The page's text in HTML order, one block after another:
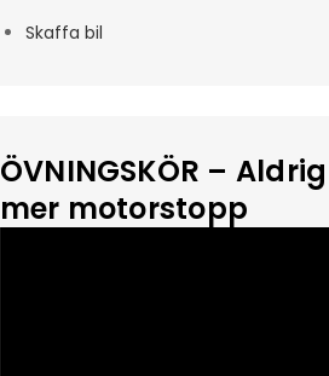
Skaffa bil
ÖVNINGSKÖR – Aldrig
mer motorstopp